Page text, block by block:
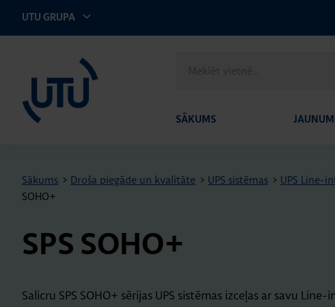
UTU GRUPA
vietnē
SĀKUMS JAUNUMI
Sākums > Droša piegāde un kvalitāte > UPS sistēmas > UPS Line-
SOHO+
SPS SOHO+
Salicru SPS SOHO+ sērijas UPS sistēmas izceļas ar savu